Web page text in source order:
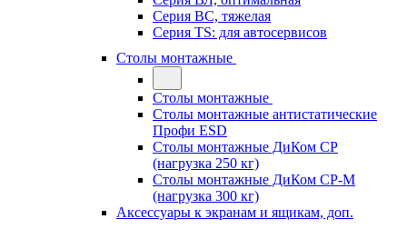
Серия ВС, тяжелая
Серия TS: для автосервисов
Столы монтажные
Столы монтажные
Столы монтажные антистатические
Профи ESD
Столы монтажные ДиКом СР
(нагрузка 250 кг)
Столы монтажные ДиКом СР-М
(нагрузка 300 кг)
Аксессуары к экранам и ящикам, доп.